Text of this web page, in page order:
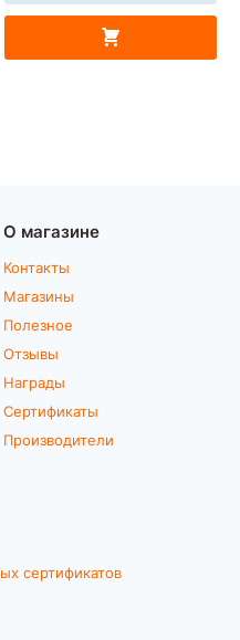
О магазине
Контакты
Магазины
Полезное
Отзывы
Награды
Сертификаты
Производители
сертификатов